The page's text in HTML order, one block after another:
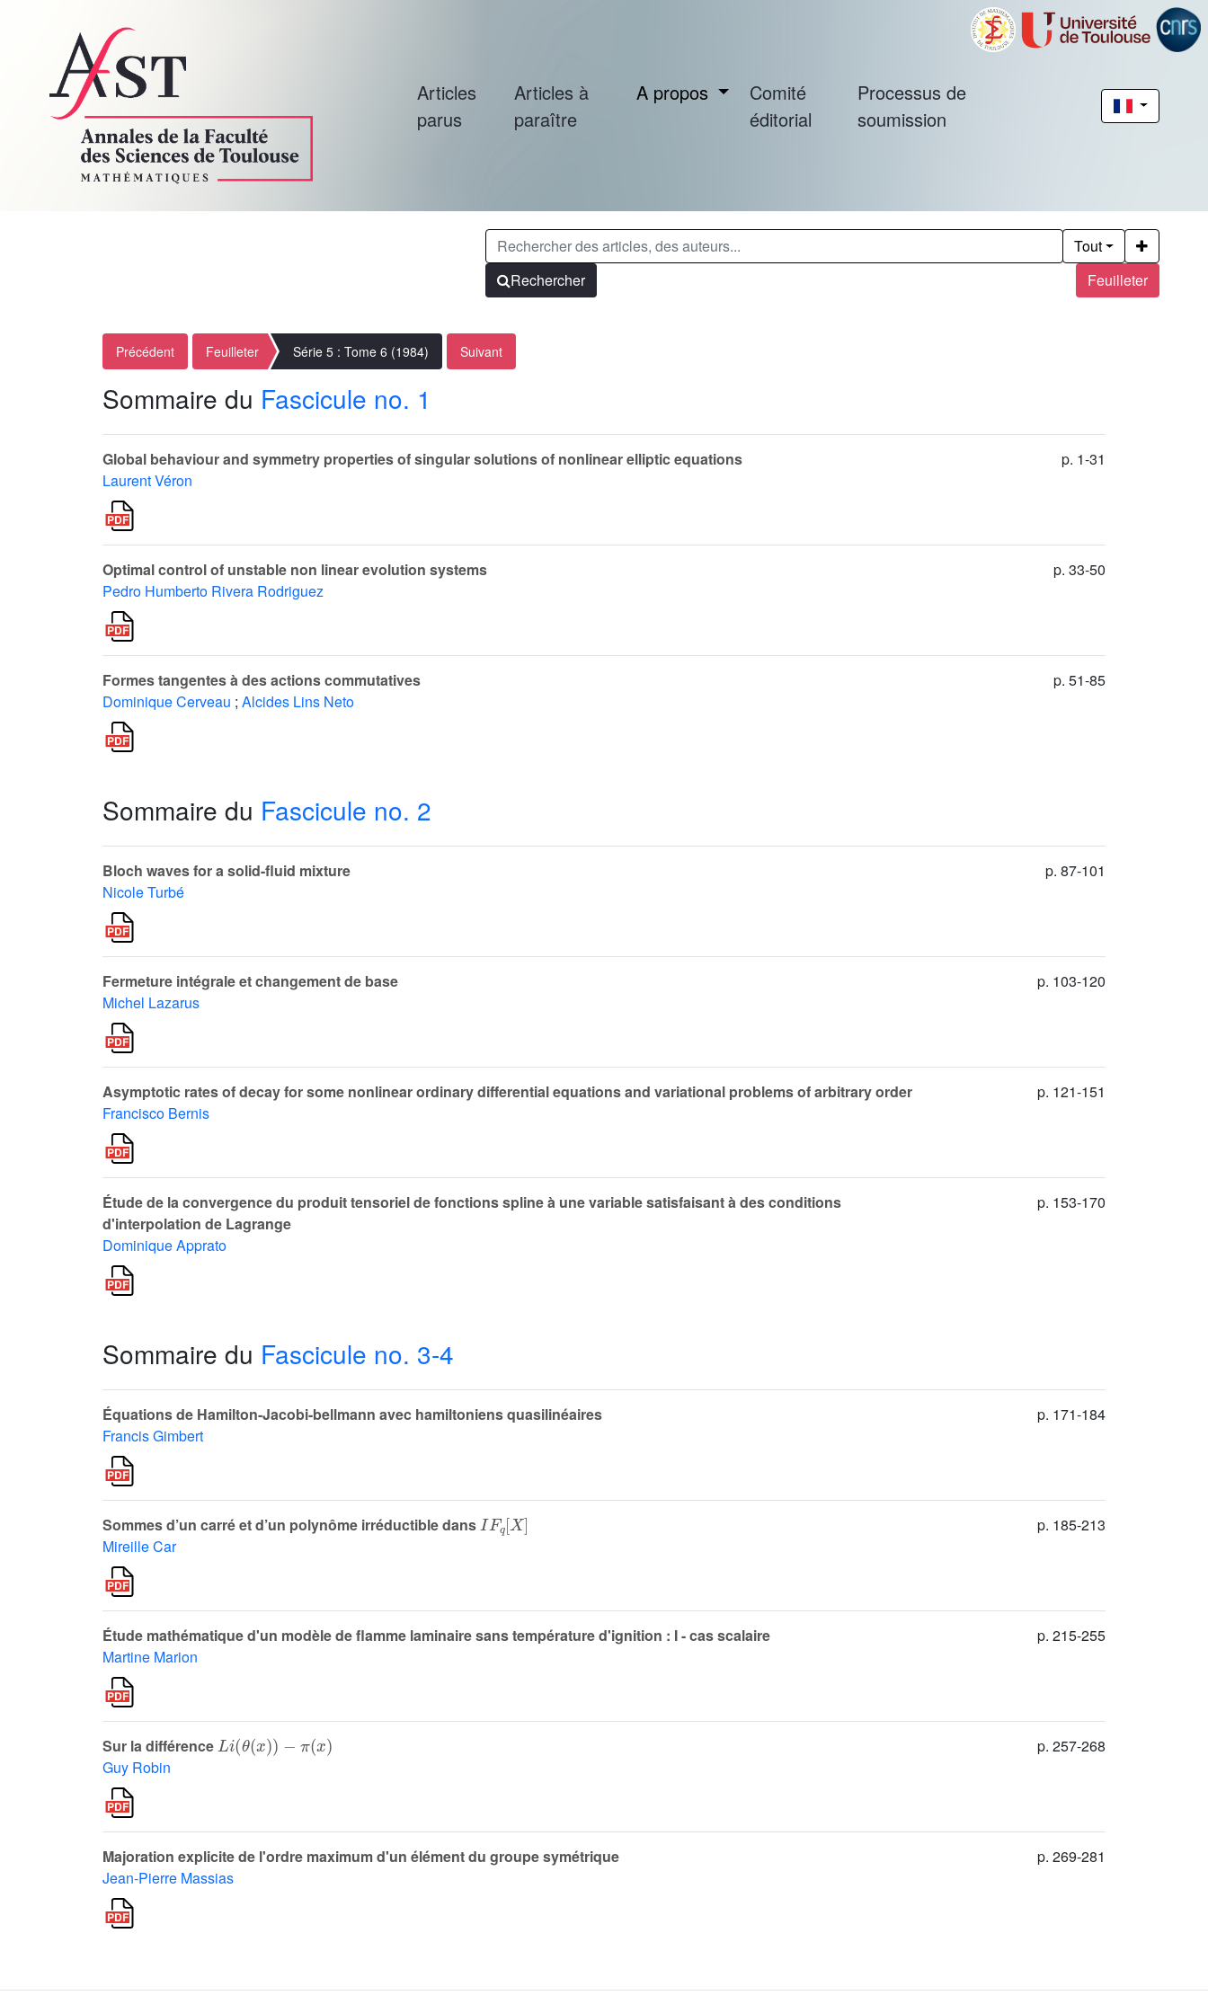
Articles
parus
Articles à
paraître
A propos
Comité
éditorial
Processus de
soumission
Feuilleter
Tout
Rechercher
Précédent Feuilleter Série 5 : Tome 6 (1984) Suivant
Sommaire du Fascicule no. 1
Global behaviour and symmetry properties of singular solutions of nonlinear elliptic equations
Laurent Véron
p. 1-31
Optimal control of unstable non linear evolution systems
Pedro Humberto Rivera Rodriguez
p. 33-50
Formes tangentes à des actions commutatives
Dominique Cerveau ; Alcides Lins Neto
p. 51-85
Sommaire du Fascicule no. 2
Bloch waves for a solid-fluid mixture
Nicole Turbé
p. 87-101
Fermeture intégrale et changement de base
Michel Lazarus
p. 103-120
Asymptotic rates of decay for some nonlinear ordinary differential equations and variational problems of arbitrary order
Francisco Bernis
p. 121-151
Étude de la convergence du produit tensoriel de fonctions spline à une variable satisfaisant à des conditions
d'interpolation de Lagrange
Dominique Apprato
p. 153-170
Sommaire du Fascicule no. 3-4
Équations de Hamilton-Jacobi-bellmann avec hamiltoniens quasilinéaires
Francis Gimbert
p. 171-184
Sommes d’un carré et d’un polynôme irréductible dans
X
Mireille Car
p. 185-213
Étude mathématique d'un modèle de flamme laminaire sans température d'ignition : I - cas scalaire
Martine Marion
p. 215-255
Sur la différence
L iθ x- πx
Guy Robin
p. 257-268
Majoration explicite de l'ordre maximum d'un élément du groupe symétrique
Jean-Pierre Massias
p. 269-281